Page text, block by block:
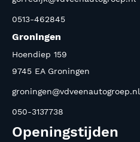
0513-462845
Groningen
Hoendiep 159
9745 EA Groningen
groningen@vdveenautogroep.nl
050-3137738
Openingstijden